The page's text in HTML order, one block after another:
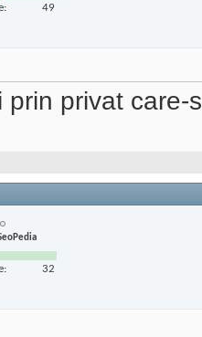
49
prin privat
32